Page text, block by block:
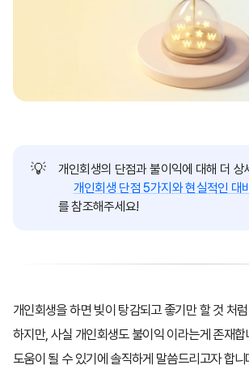
💡
개인회생의 단점과 불이익에 대해 더 상
개인회생 단점 5가지와 현실적인 대
를 참조해주세요!
개인회생을 하면 빚이 탕감되고 좋기만 할 것 처
하지만, 사실 개인회생도 불이익 이라는게 존재
도움이 될 수 있기에 솔직하게 말씀드리고자 합니